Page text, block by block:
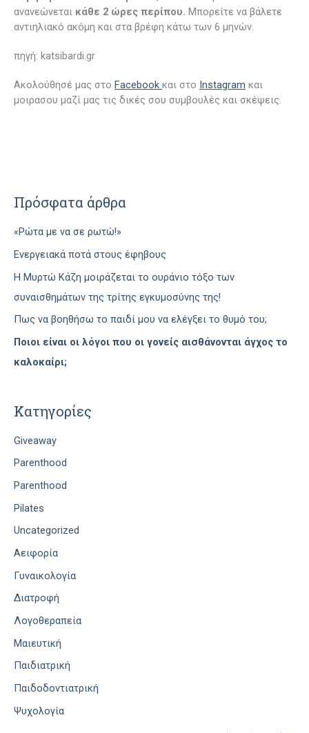
ανανεώνεται κάθε 2 ώρες περίπου. Μπορείτε να βάλετε
αντιηλιακό ακόμη και στα βρέφη κάτω των 6 μηνών.
πηγή: katsibardi.gr
Ακολούθησέ μας στο Facebook και στο Instagram και
μοιρασου μαζί μας τις δικές σου συμβουλές και σκέψεις.
Πρόσφατα άρθρα
«Ρώτα με να σε ρωτώ!»
Ενεργειακά ποτά στους έφηβους
H Mυρτώ Κάζη μοιράζεται το ουράνιο τόξο των
συναισθημάτων της τρίτης εγκυμοσύνης της!
Πως να βοηθήσω το παιδί μου να ελέγξει το θυμό του;
Ποιοι είναι οι λόγοι που οι γονείς αισθάνονται άγχος το
καλοκαίρι;
Kατηγορίες
Giveaway
Parenthood
Parenthood
Pilates
Uncategorized
Αειφορία
Γυναικολογία
Διατροφή
Λογοθεραπεία
Μαιευτική
Παιδιατρική
Παιδοδοντιατρική
Ψυχολογία